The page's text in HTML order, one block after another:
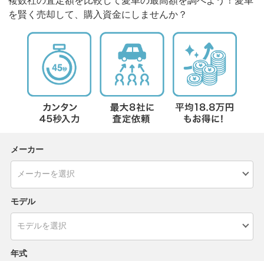
を賢く売却して、購入資金にしませんか？
メーカー
モデル
年式